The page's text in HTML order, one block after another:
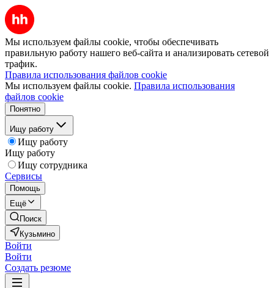
Мы используем файлы cookie, чтобы обеспечивать
правильную работу нашего веб-сайта и анализировать сетевой
трафик.
Правила использования файлов cookie
Мы используем файлы cookie. Правила использования
файлов cookie
Понятно
Ищу работу
Ищу работу
Ищу работу
Ищу сотрудника
Сервисы
Помощь
Ещё
Поиск
Кузьмино
Войти
Войти
Создать резюме